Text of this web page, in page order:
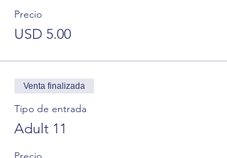
Precio
USD 5.00
Venta finalizada
Tipo de entrada
Adult 11